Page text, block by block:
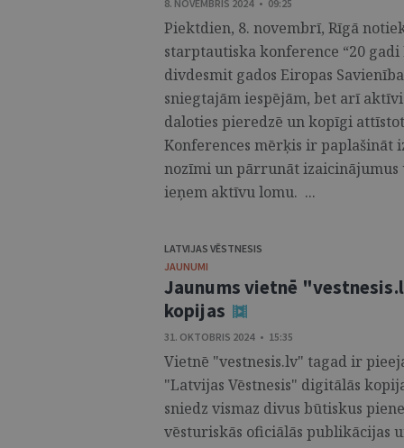
8. NOVEMBRIS 2024 • 09:25
Piektdien, 8. novembrī, Rīgā
starptautiska konference “20
divdesmit gados Eiropas
sniegtajām iespējām, bet arī
daloties pieredzē un kopīgi
Konferences mērķis ir paplašināt
nozīmi un pārrunāt
ieņem aktīvu lomu. ...
LATVIJAS VĒSTNESIS
JAUNUMI
Jaunums vietnē
kopijas
31. OKTOBRIS 2024 • 15:35
Vietnē "vestnesis.lv" tagad ir
"Latvijas Vēstnesis" digitālās
sniedz vismaz divus būtiskus
vēsturiskās oficiālās publikācijas